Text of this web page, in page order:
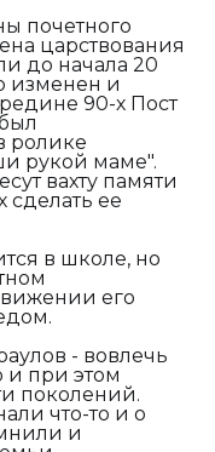
почетного
царствования
до начала 20
изменен и
90-х Пост
ролике
рукой маме".
вахту памяти
ее
в школе, но
его
- вовлечь
и при этом
поколений.
что-то и о
и